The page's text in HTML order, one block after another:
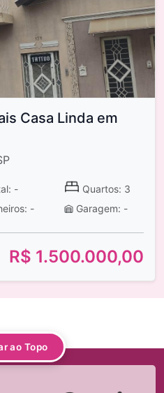
Casa Linda em
-
Quartos: 3
- Garagem: -
R$ 1.500.000,00
ao Topo